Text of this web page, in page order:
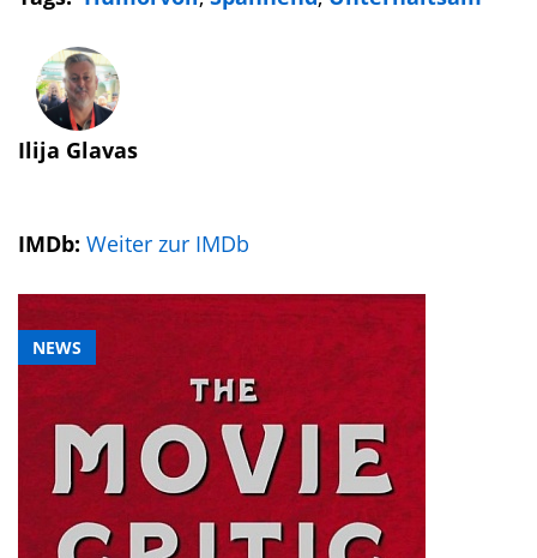
NEWS
Ilija Glavas
IMDb: Weiter zur IMDb